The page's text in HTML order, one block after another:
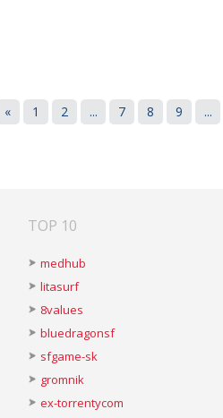
« 1 2 ... 7 8 9 ...
TOP 10
medhub
litasurf
8values
bluedragonsf
sfgame-sk
gromnik
ex-torrentycom